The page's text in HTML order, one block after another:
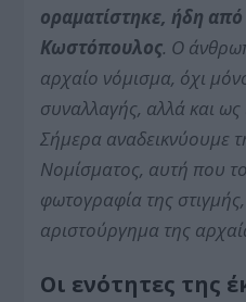
οραματίστηκε, ήδη από
Κωστόπουλος. Ο
αρχαίο νόμισμα, όχι
συναλλαγής, αλλά και ως
Σήμερα αναδεικνύουμε
Νομίσματος, αυτή που
φωτογραφία της
αριστούργημα της
Οι ενότητες της